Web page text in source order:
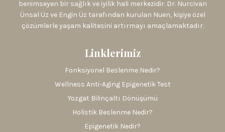
benimseyen bir sağlık ve iyilik hali merkezidir. Dr. Nurcivan
Ünsal Üz ve Engin Üz tarafından kurulan Nuen, kişiye özel
çözümlerle yaşam kalitesini artırmayı amaçlamaktadır.
Linklerimiz
Fonksiyonel Beslenme Nedir?
Wellness Anti-Aging Epigenetik Test
Yozgat Bilinçaltı Dönüşümü
Holistik Beslenme Nedir?
Epigenetik Nedir?